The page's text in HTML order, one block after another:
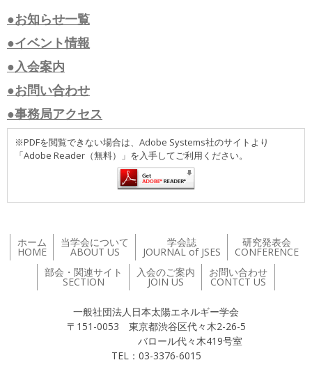
●お知らせ一覧
●イベント情報
●入会案内
●お問い合わせ
●事務局アクセス
※PDFを閲覧できない場合は、Adobe Systems社のサイトより
「Adobe Reader（無料）」を入手してご利用ください。
ホーム
HOME
当学会について
ABOUT US
学会誌
JOURNAL of JSES
研究発表会
CONFERENCE
部会・関連サイト
SECTION
入会のご案内
JOIN US
お問い合わせ
CONTCT US
一般社団法人日本太陽エネルギー学会
〒151-0053 東京都渋谷区代々木2-26-5
バロール代々木419号室
TEL：03-3376-6015